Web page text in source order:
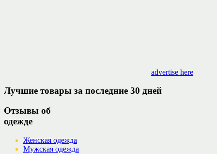
advertise here
Лучшие товары за последние 30 дней
Отзывы об
одежде
Женская одежда
Мужская одежда